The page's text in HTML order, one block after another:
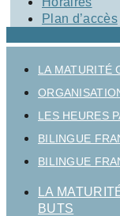
Plan d’accès
LA MATURITÉ
LES HEURES
BILINGUE
BILINGUE
LA
BUTS